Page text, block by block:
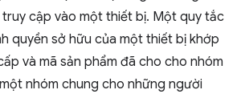
cập vào một thiết bị. Một quy tắc
quyền sở hữu của một thiết bị khớp
và mã sản phẩm đã cho cho nhóm
nhóm chung cho những người